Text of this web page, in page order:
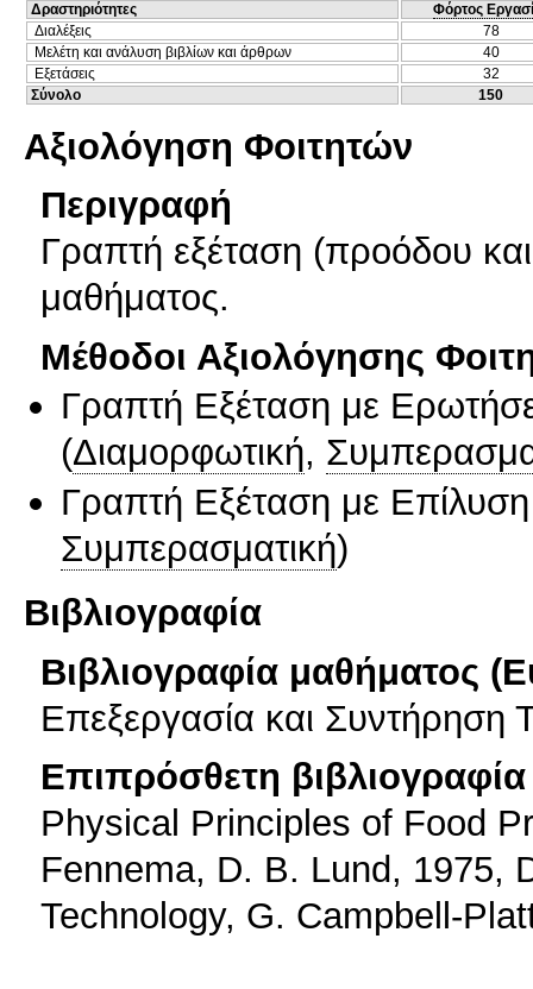
Δραστηριότητες
Φόρτος
Διαλέξεις
78
Μελέτη και ανάλυση βιβλίων και άρθρων
40
Εξετάσεις
32
Σύνολο
150
Αξιολόγηση Φοιτητών
Περιγραφή
Γραπτή εξέταση (προόδου
μαθήματος.
Μέθοδοι Αξιολόγησης
Γραπτή Εξέταση με
(Διαμορφωτική,
Γραπτή Εξέταση με
Συμπερασματική)
Βιβλιογραφία
Βιβλιογραφία μαθήματος
Επεξεργασία και
Επιπρόσθετη βιβλιογραφία
Physical Principles of Food
Fennema, D. B. Lund, 1975,
Technology, G. Campbell-